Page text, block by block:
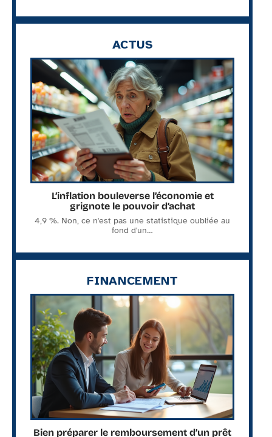
ACTUS
L’inflation bouleverse l’économie et
grignote le pouvoir d’achat
4,9 %. Non, ce n'est pas une statistique oubliée au
fond d'un…
FINANCEMENT
Bien préparer le remboursement d’un prêt